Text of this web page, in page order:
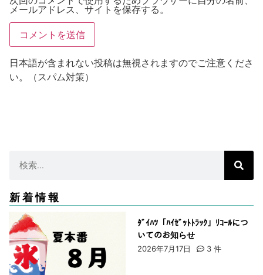
メールアドレス、サイトを保存する。
日本語が含まれない投稿は無視されますのでご注意くださ
い。（スパム対策）
新着情報
ﾀﾞｲﾊﾂ「ﾊｲｾﾞｯﾄﾄﾗｯｸ」ﾘｺｰﾙにつ
いてのお知らせ
2026年7月17日 3 件